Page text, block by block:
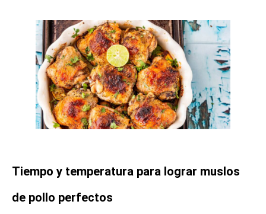
Tiempo y temperatura para lograr muslos
de pollo perfectos